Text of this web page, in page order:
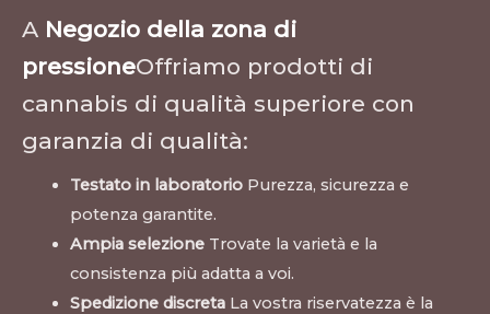
A Negozio della zona di
pressioneOffriamo prodotti di
cannabis di qualità superiore con
garanzia di qualità:
Testato in laboratorioPurezza, sicurezza e
potenza garantite.
Ampia selezioneTrovate la varietà e la
consistenza più adatta a voi.
Spedizione discretaLa vostra riservatezza è la